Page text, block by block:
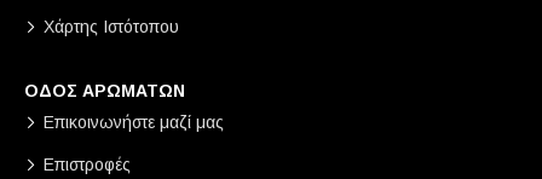
Χάρτης Ιστότοπου
ΟΔΟΣ ΑΡΩΜΑΤΩΝ
Επικοινωνήστε μαζί μας
Επιστροφές